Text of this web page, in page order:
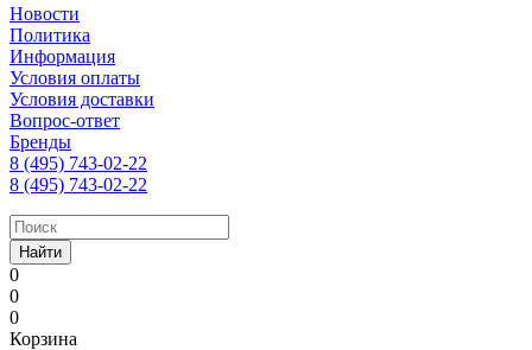
Новости
Политика
Информация
Условия оплаты
Условия доставки
Вопрос-ответ
Бренды
8 (495) 743-02-22
8 (495) 743-02-22
Найти
0
0
0
Корзина